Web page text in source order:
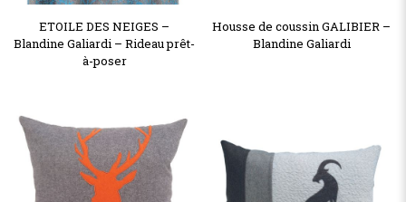
ETOILE DES NEIGES –
Blandine Galiardi – Rideau prêt-
à-poser
Housse de coussin GALIBIER –
Blandine Galiardi